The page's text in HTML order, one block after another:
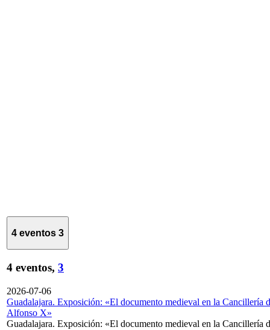
4 eventos 3
4 eventos, 3
2026-07-06
Guadalajara. Exposición: «El documento medieval en la Cancillería
Alfonso X»
Guadalajara. Exposición: «El documento medieval en la Cancillería